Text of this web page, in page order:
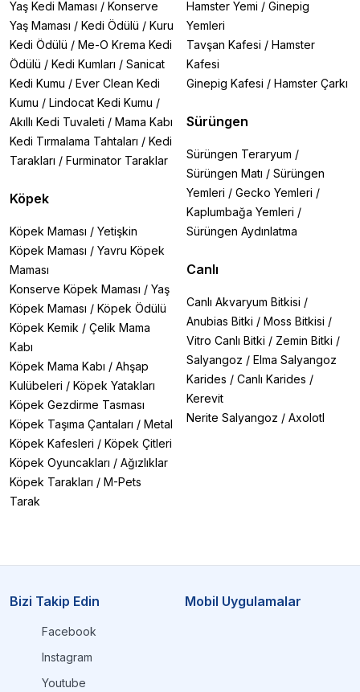
Yaş Kedi Maması / Konserve
Yaş Maması / Kedi Ödülü / Kuru
Kedi Ödülü / Me-O Krema Kedi
Ödülü / Kedi Kumları / Sanicat
Kedi Kumu / Ever Clean Kedi
Kumu / Lindocat Kedi Kumu /
Akıllı Kedi Tuvaleti / Mama Kabı
Kedi Tırmalama Tahtaları / Kedi
Tarakları / Furminator Taraklar
Köpek
Köpek Maması / Yetişkin
Köpek Maması / Yavru Köpek
Maması
Konserve Köpek Maması / Yaş
Köpek Maması / Köpek Ödülü
Köpek Kemik / Çelik Mama
Kabı
Köpek Mama Kabı / Ahşap
Kulübeleri / Köpek Yatakları
Köpek Gezdirme Tasması
Köpek Taşıma Çantaları / Metal
Köpek Kafesleri / Köpek Çitleri
Köpek Oyuncakları / Ağızlıklar
Köpek Tarakları / M-Pets
Tarak
Hamster Yemi / Ginepig
Yemleri
Tavşan Kafesi / Hamster
Kafesi
Ginepig Kafesi / Hamster Çarkı
Sürüngen
Sürüngen Teraryum /
Sürüngen Matı / Sürüngen
Yemleri / Gecko Yemleri /
Kaplumbağa Yemleri /
Sürüngen Aydınlatma
Canlı
Canlı Akvaryum Bitkisi /
Anubias Bitki / Moss Bitkisi /
Vitro Canlı Bitki / Zemin Bitki /
Salyangoz / Elma Salyangoz
Karides / Canlı Karides /
Kerevit
Nerite Salyangoz / Axolotl
Bizi Takip Edin
Facebook
Instagram
Youtube
Mobil Uygulamalar